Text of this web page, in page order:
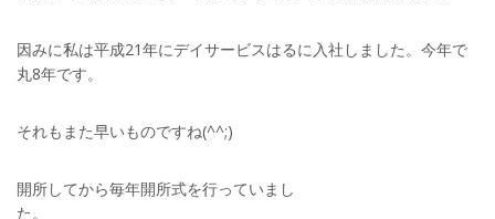
因みに私は平成21年にデイサービスはるに入社しました。今年で
丸8年です。
それもまた早いものですね(^^;)
開所してから毎年開所式を行っていまし
た